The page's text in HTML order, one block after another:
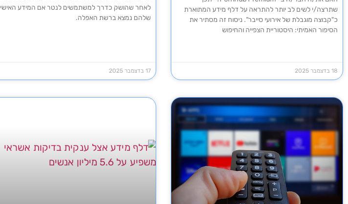
שתרצה/י לשים לב יותר להתראה על דלף מידע המתוארת
כ"קבוצה מוגבלת של אירועי סייבר". ניסוח זה מסתיר את
הסיפור האמיתי: היסטוריית הצפייה והחיפוש
18 בדצמבר 2025
לאחר שהושק כדרך למשתמשים לנטר אם המידע האישי
שלהם נמצא ברשת האפלה.
17 בדצמבר 2025